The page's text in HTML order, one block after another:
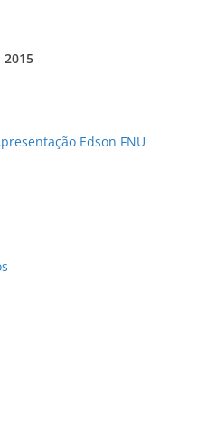
Edson FNU